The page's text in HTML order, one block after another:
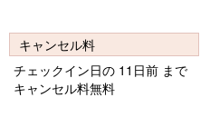
キャンセル料
チェックイン日の 11日前 まで
キャンセル料無料